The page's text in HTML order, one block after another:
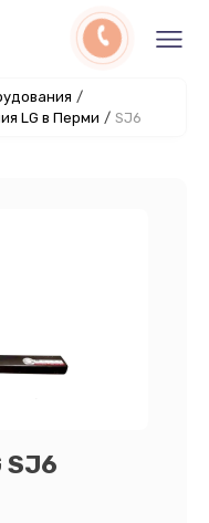
/
LG в Перми / SJ6
SJ6